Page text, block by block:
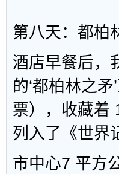
第八天：都柏
酒店早餐后，
的‘都柏林之
票），收藏着
列入了《世界
市中心7 平方